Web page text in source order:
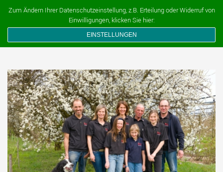
Ferien auf dem Bauernhof
Zum Ändern Ihrer Datenschutzeinstellung, z.B. Erteilung oder Widerruf von
Einwilligungen, klicken Sie hier:
EINSTELLUNGEN